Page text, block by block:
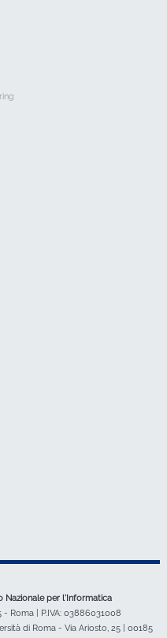
Nazionale per l'Informatica
Roma | P.IVA: 03886031008
di Roma - Via Ariosto, 25 | 00185